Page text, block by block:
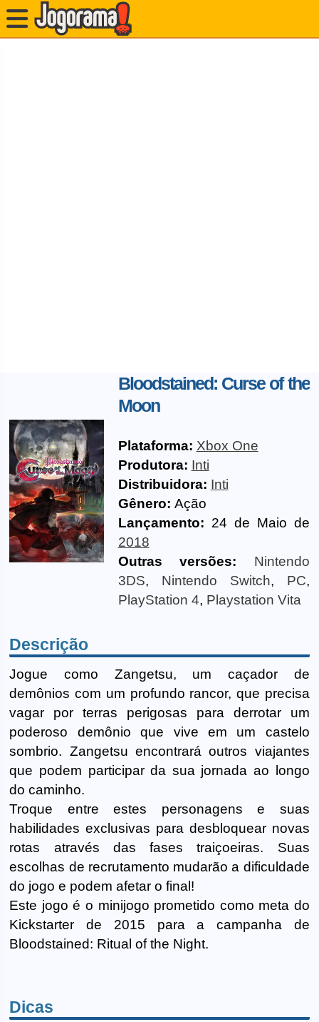
Bloodstained: Curse of the
Moon
Plataforma: Xbox One
Produtora: Inti
Distribuidora: Inti
Gênero: Ação
Lançamento: 24 de Maio de
2018
Outras versões:
Nintendo
3DS, Nintendo Switch, PC,
PlayStation 4, Playstation Vita
Descrição
Jogue como Zangetsu, um caçador de
demônios com um profundo rancor, que precisa
vagar por terras perigosas para derrotar um
poderoso demônio que vive em um castelo
sombrio. Zangetsu encontrará outros viajantes
que podem participar da sua jornada ao longo
do caminho.
Troque entre estes personagens e suas
habilidades exclusivas para desbloquear novas
rotas através das fases traiçoeiras. Suas
escolhas de recrutamento mudarão a dificuldade
do jogo e podem afetar o final!
Este jogo é o minijogo prometido como meta do
Kickstarter de 2015 para a campanha de
Bloodstained: Ritual of the Night.
Dicas